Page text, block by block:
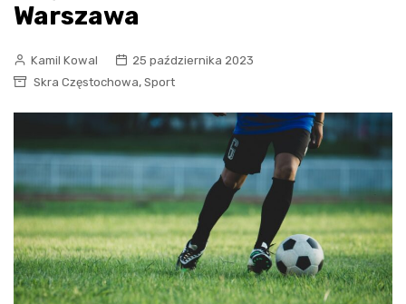
Warszawa
Kamil Kowal
25 października 2023
Skra Częstochowa, Sport